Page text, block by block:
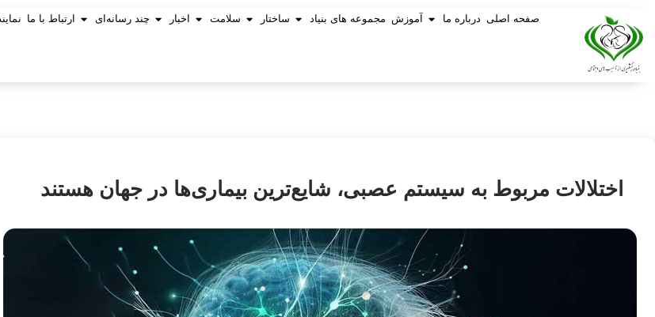
صفحه اصلی درباره ما آموزش مجموعه های بنیاد ساختار سلامت اخبار چند رسانه‌ای ارتباط با ما
اختلالات مربوط به سیستم عصبی، شایع‌ترین بیماری‌ها در جهان هستند